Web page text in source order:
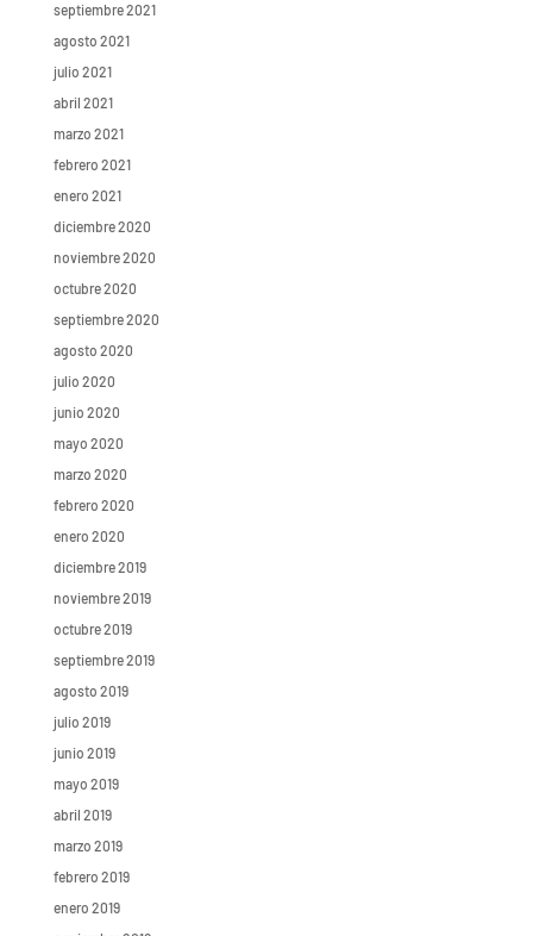
septiembre 2021
agosto 2021
julio 2021
abril 2021
marzo 2021
febrero 2021
enero 2021
diciembre 2020
noviembre 2020
octubre 2020
septiembre 2020
agosto 2020
julio 2020
junio 2020
mayo 2020
marzo 2020
febrero 2020
enero 2020
diciembre 2019
noviembre 2019
octubre 2019
septiembre 2019
agosto 2019
julio 2019
junio 2019
mayo 2019
abril 2019
marzo 2019
febrero 2019
enero 2019